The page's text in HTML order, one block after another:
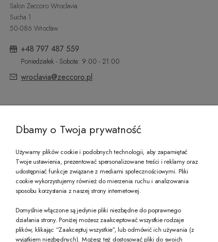
Salon Zeccoro Wroclavia
Sucha 1
50-086 Wrocław
+48 797 487 559
Poniedziałek - Sobota: 9:00 - 21:00
wroclavia@zeccoro.pl
PREZENT DLA CIEBIE!
-10% na pierwsze zakupy na zeccoro.pl Gdy zapiszesz się do naszego
Twoje dane będą przetwarzane zgodnie z nasząpolityką prywatności
Dbamy o Twoja prywatność
Używamy plików cookie i podobnych technologii, aby zapamiętać
Twoje ustawienia, prezentować spersonalizowane treści i reklamy oraz
udostępniać funkcje związane z mediami społecznościowymi. Pliki
cookie wykorzystujemy również do mierzenia ruchu i analizowania
sposobu korzystania z naszej strony internetowej.
Domyślnie włączone są jedynie pliki niezbędne do poprawnego
działania strony. Poniżej możesz zaakceptować wszystkie rodzaje
plików, klikając “Zaakceptuj wszystkie”, lub odmówić ich używania (z
wyjątkiem niezbędnych). Możesz też dostosować pliki do swoich